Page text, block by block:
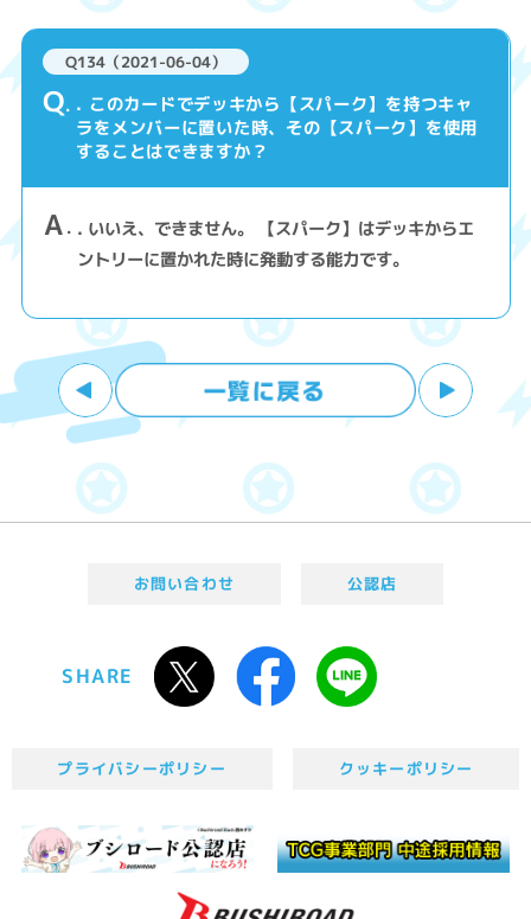
Q134（2021-06-04）
Q . このカードでデッキから【スパーク】を持つキャ
ラをメンバーに置いた時、その【スパーク】を使用
することはできますか？
A . いいえ、できません。 【スパーク】はデッキからエ
ントリーに置かれた時に発動する能力です。
お問い合わせ 公認店
SHARE
プライバシーポリシー クッキーポリシー